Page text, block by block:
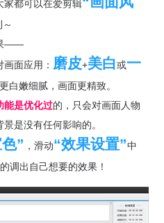
家都可以在爱剪辑
——
面应用： 磨皮+美白或一
白嫩细腻，画面更精致。
能是优化过的，只会对画面人物
是没有任何影响的。
” ，滑动“效果设置”中
调出自己想要的效果！